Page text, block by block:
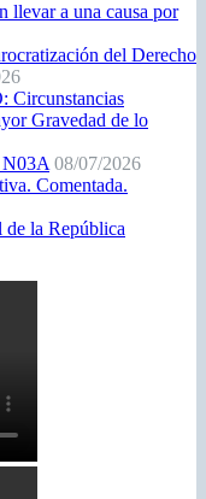
llevar a una causa por
del Derecho
Gravedad de lo
08/07/2026
Comentada.
de la República